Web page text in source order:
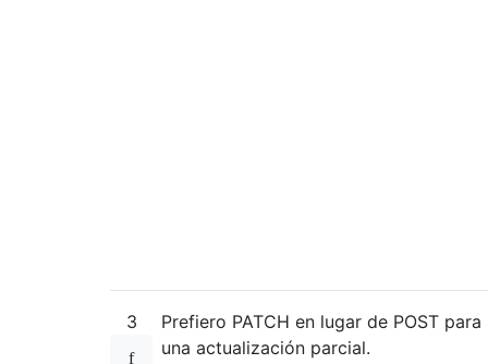
3
Prefiero PATCH en lugar de POST para
una actualización parcial.